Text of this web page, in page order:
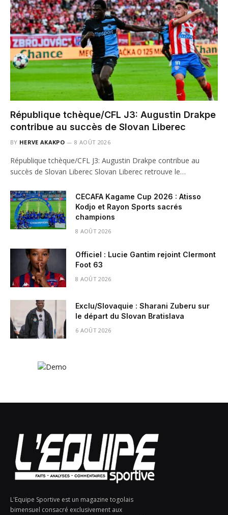
République tchèque/CFL J3: Augustin Drakpe
contribue au succès de Slovan Liberec
BY HERVE AKAKPO 8 AOÛT 2026
République tchèque/CFL J3: Augustin Drakpe contribue au
succès de Slovan Liberec Slovan Liberec retrouve le…
CECAFA Kagame Cup 2026 : Atisso
Kodjo et Rayon Sports sacrés
champions
8 AOÛT 2026
Officiel : Lucie Gantim rejoint Clermont
Foot 63
8 AOÛT 2026
Exclu/Slovaquie : Sharani Zuberu sur
le départ du Slovan Bratislava
6 AOÛT 2026
L'Equipe Sportive est un magazine togolais
bimensuel consacré exclusivement aux